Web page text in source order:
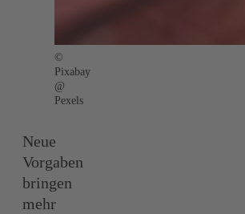
©
Pixabay
@
Pexels
Neue
Vorgaben
bringen
mehr